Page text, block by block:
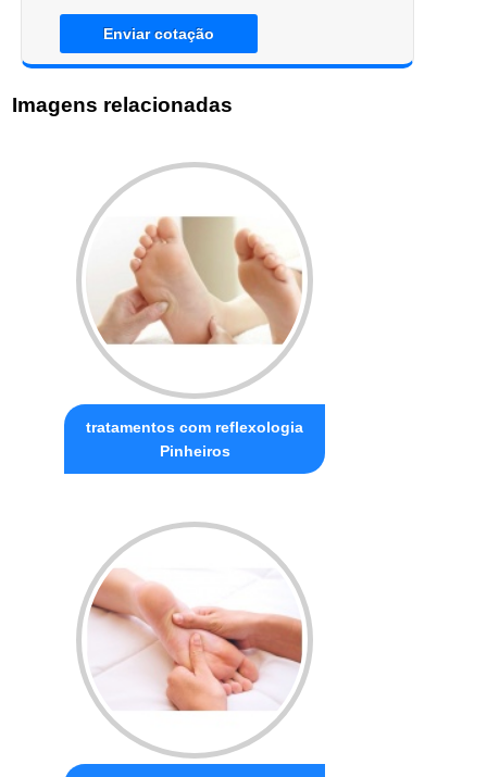
Enviar cotação
Imagens relacionadas
tratamentos com reflexologia
Pinheiros